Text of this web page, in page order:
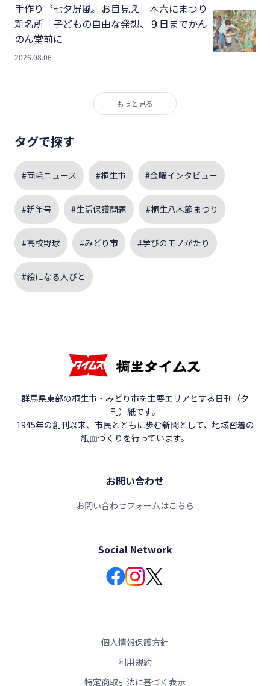
手作り〝七夕屏風〟お目見え 本六にまつり
新名所 子どもの自由な発想、９日までかん
のん堂前に
2026.08.06
もっと見る
タグで探す
#両毛ニュース #桐生市 #金曜インタビュー
#新年号 #生活保護問題 #桐生八木節まつり
#高校野球 #みどり市 #学びのモノがたり
#絵になる人びと
群馬県東部の桐生市・みどり市を主要エリアとする日刊（夕
刊）紙です。
1945年の創刊以来、市民とともに歩む新聞として、地域密着の
紙面づくりを行っています。
お問い合わせ
お問い合わせフォームはこちら
Social Network
個人情報保護方針
利用規約
特定商取引法に基づく表示